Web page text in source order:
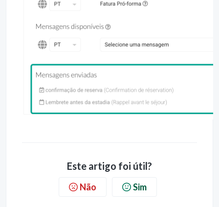
Este artigo foi útil?
Não Sim